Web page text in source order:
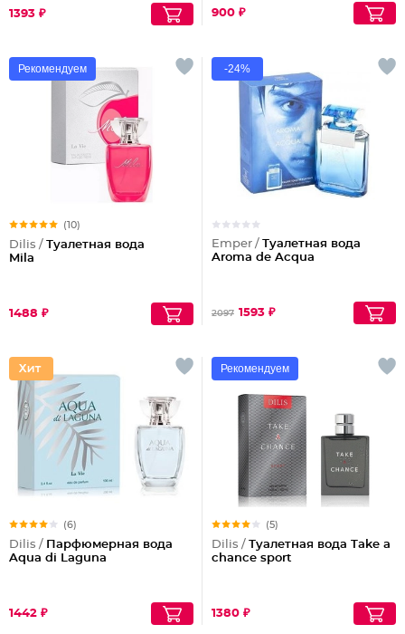
1393 ₽ 900 ₽
Рекомендуем
(10)
Dilis / Туалетная вода
Mila
1488 ₽
-24%
Emper / Туалетная вода
Aroma de Acqua
2097 1593 ₽
(6)
Dilis / Парфюмерная вода
Aqua di Laguna
1442 ₽
Рекомендуем
(5)
Dilis / Туалетная вода Take a
chance sport
1380 ₽